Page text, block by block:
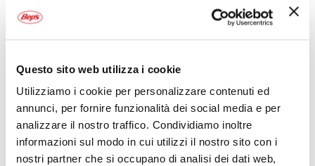
Questo sito web utilizza i cookie
Utilizziamo i cookie per personalizzare contenuti ed
annunci, per fornire funzionalità dei social media e per
analizzare il nostro traffico. Condividiamo inoltre
informazioni sul modo in cui utilizzi il nostro sito con i
nostri partner che si occupano di analisi dei dati web,
BARRE GREENVALLEY
Specifiche tecniche
Maggiori
Informazioni
2028607
3050741620927
Auto